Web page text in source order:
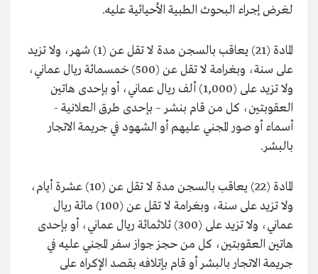
لغرض إجراء البحوث الطبية الأحيائية عليه.
المادة (21) يعاقب بالسجن مدة لا تقل عن (1) شهر، ولا تزيد
على سنة، وبغرامة لا تقل عن (500) خمسمائة ريال عماني،
ولا تزيد على (1,000) ألف ريال عماني، أو بإحدى هاتين
العقوبتين، كل من قام بنشر – بإحدى طرق العلانية -
أسماء أو صور المجني عليهم أو الشهود في جريمة الاتجار
بالبشر.
المادة (22) يعاقب بالسجن مدة لا تقل عن (10) عشرة أيام،
ولا تزيد على سنة، وبغرامة لا تقل عن (100) مائة ريال
عماني، ولا تزيد على (300) ثلاثمائة ريال عماني، أو بإحدى
هاتين العقوبتين، كل من حجز جواز سفر المجني عليه في
جريمة الاتجار بالبشر أو قام بإتلافه بقصد الإكراه على